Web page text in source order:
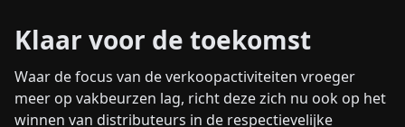
Klaar voor de toekomst
Waar de focus van de verkoopactiviteiten vroeger
meer op vakbeurzen lag, richt deze zich nu ook op het
winnen van distributeurs in de respectievelijke